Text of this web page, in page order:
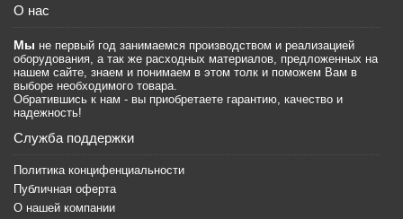
О нас
Мы не первый год занимаемся производством и реализацией
оборудования, а так же расходных материалов, предложенных на
нашем сайте, знаем и понимаем в этом толк и поможем Вам в
выборе необходимого товара.
Обратившись к нам - вы приобретаете гарантию, качество и
надежность!
Служба поддержки
Политика концифенциальности
Публичная оферта
О нашей компании